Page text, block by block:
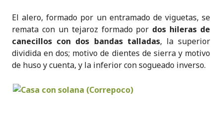
El alero, formado por un entramado de viguetas, se
remata con un tejaroz formado por dos hileras de
canecillos con dos bandas talladas, la superior
dividida en dos; motivo de dientes de sierra y motivo
de huso y cuenta, y la inferior con sogueado inverso.